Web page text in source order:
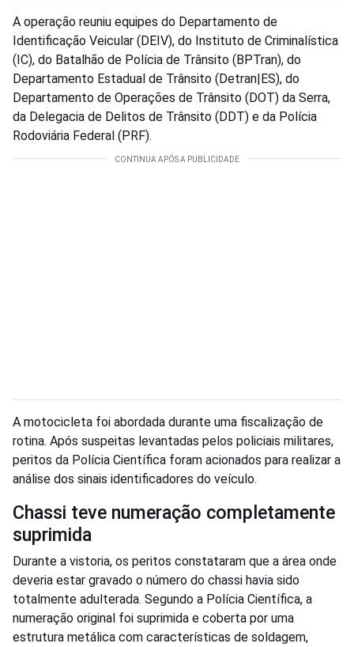
A operação reuniu equipes do Departamento de
Identificação Veicular (DEIV), do Instituto de Criminalística
(IC), do Batalhão de Polícia de Trânsito (BPTran), do
Departamento Estadual de Trânsito (Detran|ES), do
Departamento de Operações de Trânsito (DOT) da Serra,
da Delegacia de Delitos de Trânsito (DDT) e da Polícia
Rodoviária Federal (PRF).
A motocicleta foi abordada durante uma fiscalização de
rotina. Após suspeitas levantadas pelos policiais militares,
peritos da Polícia Científica foram acionados para realizar a
análise dos sinais identificadores do veículo.
Chassi teve numeração completamente
suprimida
Durante a vistoria, os peritos constataram que a área onde
deveria estar gravado o número do chassi havia sido
totalmente adulterada. Segundo a Polícia Científica, a
numeração original foi suprimida e coberta por uma
estrutura metálica com características de soldagem,